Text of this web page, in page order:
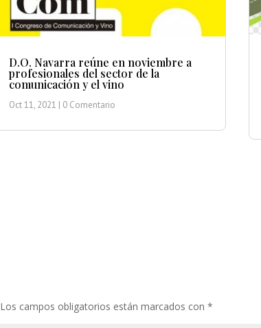
D.O. Navarra reúne en noviembre a
profesionales del sector de la
comunicación y el vino
Oct 11, 2021 | 0 Comentario
Los campos obligatorios están marcados con*